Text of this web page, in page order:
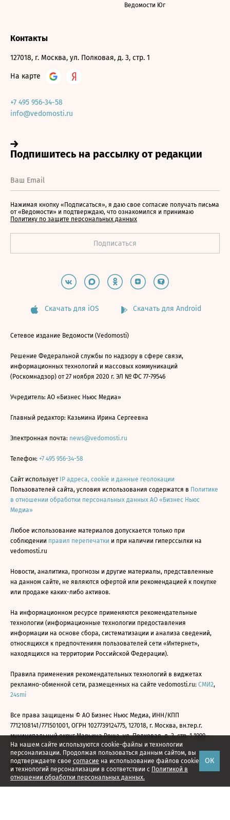
На нашем сайте используются cookie-файлы и технологии
персонализации. Продолжая пользоваться данным сайтом, вы
подтверждаете свое согласие на использование файлов cookie
и технологий персонализации в соответствии с Политикой в
отношении обработки персональных данных.
ОК
Ведомости Юг
Контакты
127018, г. Москва, ул. Полковая, д. 3, стр. 1
На карте
+7 495 956-34-58
info@vedomosti.ru
Нажимая кнопку «Подписаться», я даю свое согласие получать письма
от «Ведомости» и подтверждаю, что ознакомился и принимаю
Политику по защите персональных данных
Скачать для iOS Скачать для Android
Сетевое издание Ведомости (Vedomosti)
Решение Федеральной службы по надзору в сфере связи,
информационных технологий и массовых коммуникаций
(Роскомнадзор) от 27 ноября 2020 г. ЭЛ № ФС 77-79546
Учредитель: АО «Бизнес Ньюс Медиа»
Главный редактор: Казьмина Ирина Сергеевна
Электронная почта: news@vedomosti.ru
Телефон: +7 495 956-34-58
Сайт использует IP адреса, cookie и данные геолокации
Пользователей сайта, условия использования содержатся в Политике
в отношении обработки персональных данных АО «Бизнес Ньюс
Медиа»
Любое использование материалов допускается только при
соблюдении правил перепечатки и при наличии гиперссылки на
vedomosti.ru
Новости, аналитика, прогнозы и другие материалы, представленные
на данном сайте, не являются офертой или рекомендацией к покупке
или продаже каких-либо активов.
На информационном ресурсе применяются рекомендательные
технологии (информационные технологии предоставления
информации на основе сбора, систематизации и анализа сведений,
относящихся к предпочтениям пользователей сети «Интернет»,
находящихся на территории Российской Федерации).
Правила применения рекомендательных технологий в виджетах
рекламно-обменной сети, размещенных на сайте vedomosti.ru: СМИ2,
24smi
Все права защищены © АО Бизнес Ньюс Медиа, ИНН/КПП
7712108141/771501001, ОГРН 1027739124775, 127018, г. Москва, вн.тер.г.
муниципальный округ Марьина Роща, ул. Полковая, д. 3, стр. 1 1999—
2026